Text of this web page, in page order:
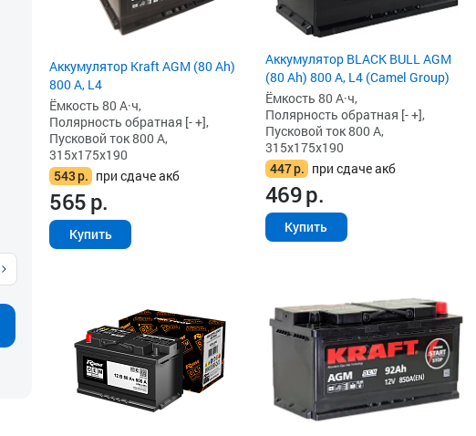
Аккумулятор Kraft AGM (80 Ah)
800 А, L4
Ёмкость 80 А·ч,
Полярность обратная [- +],
Пусковой ток 800 А,
315x175x190
543р. при сдаче акб
565р.
Купить
Аккумулятор BLACK BULL AGM
(80 Ah) 800 А, L4 (Camel Group)
Ёмкость 80 А·ч,
Полярность обратная [- +],
Пусковой ток 800 А,
315x175x190
447р. при сдаче акб
469р.
Купить